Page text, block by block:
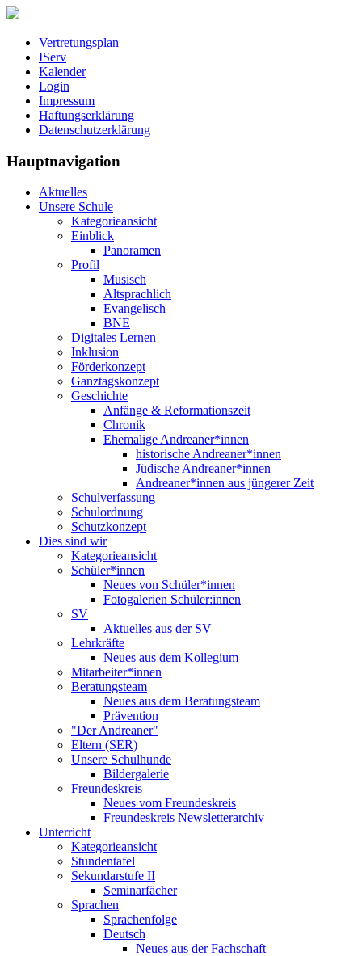
Vertretungsplan
IServ
Kalender
Login
Impressum
Haftungserklärung
Datenschutzerklärung
Hauptnavigation
Aktuelles
Unsere Schule
Kategorieansicht
Einblick
Panoramen
Profil
Musisch
Altsprachlich
Evangelisch
BNE
Digitales Lernen
Inklusion
Förderkonzept
Ganztagskonzept
Geschichte
Anfänge & Reformationszeit
Chronik
Ehemalige Andreaner*innen
historische Andreaner*innen
Jüdische Andreaner*innen
Andreaner*innen aus jüngerer Zeit
Schulverfassung
Schulordnung
Schutzkonzept
Dies sind wir
Kategorieansicht
Schüler*innen
Neues von Schüler*innen
Fotogalerien Schüler:innen
SV
Aktuelles aus der SV
Lehrkräfte
Neues aus dem Kollegium
Mitarbeiter*innen
Beratungsteam
Neues aus dem Beratungsteam
Prävention
"Der Andreaner"
Eltern (SER)
Unsere Schulhunde
Bildergalerie
Freundeskreis
Neues vom Freundeskreis
Freundeskreis Newsletterarchiv
Unterricht
Kategorieansicht
Stundentafel
Sekundarstufe II
Seminarfächer
Sprachen
Sprachenfolge
Deutsch
Neues aus der Fachschaft